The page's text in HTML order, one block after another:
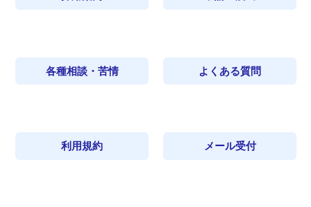
各種相談・苦情 よくある質問
利用規約 メール受付